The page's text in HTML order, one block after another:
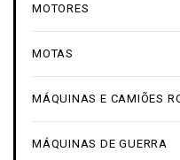
MOTORES
MOTAS
MÁQUINAS E CAMIÕES
MÁQUINAS DE GUERRA